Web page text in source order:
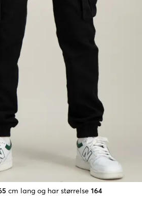
cm lang og har størrelse 164